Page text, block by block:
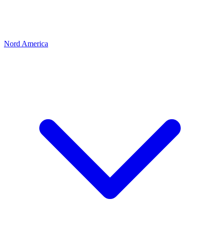
Nord America